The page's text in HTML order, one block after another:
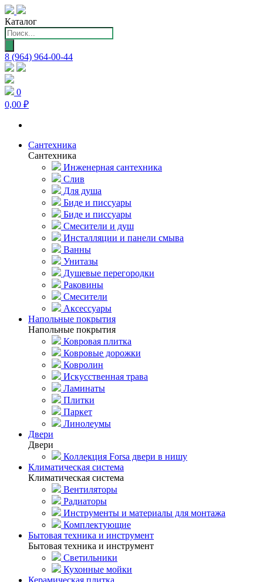
Каталог
Поиск
товаров
8 (964) 964-00-44
0
0,00 ₽
Сантехника
Сантехника
Инженерная сантехника
Слив
Для душа
Биде и писсуары
Биде и писсуары
Смесители и душ
Инсталляции и панели смыва
Ванны
Унитазы
Душевые перегородки
Раковины
Смесители
Аксессуары
Напольные покрытия
Напольные покрытия
Ковровая плитка
Ковровые дорожки
Ковролин
Искусственная трава
Ламинаты
Плитки
Паркет
Линолеумы
Двери
Двери
Коллекция Forsa двери в нишу
Климатическая система
Климатическая система
Вентиляторы
Радиаторы
Инструменты и материалы для монтажа
Комплектующие
Бытовая техника и инструмент
Бытовая техника и инструмент
Светильники
Кухонные мойки
Керамическая плитка